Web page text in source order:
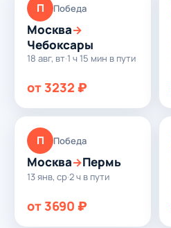
П Победа
Москва→
Чебоксары
18 авг, вт·1 ч 15 мин в пути
от 3232 ₽
П Победа
Москва→Пермь
13 янв, ср·2 ч в пути
от 3690 ₽